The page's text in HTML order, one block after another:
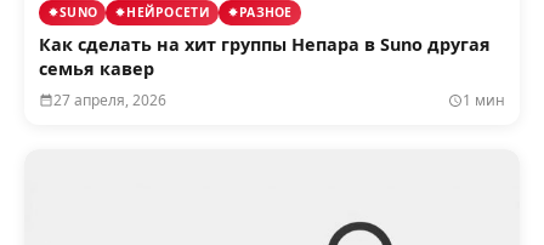
SUNO НЕЙРОСЕТИ РАЗНОЕ
Как сделать на хит группы Непара в Suno другая
семья кавер
27 апреля, 2026 1 мин